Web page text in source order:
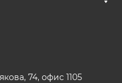
74, офис 1105